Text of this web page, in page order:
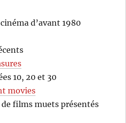
d’avant 1980
10, 20 et 30
movies
films muets présentés